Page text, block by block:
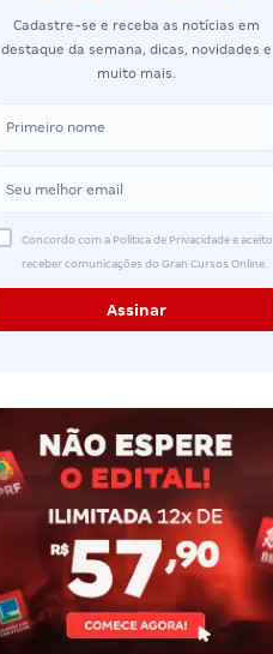
Cadastre-se e receba as notícias em
destaque da semana, dicas, novidades e
muito mais.
Concordo com a Política de Privacidade e aceito
receber comunicações do Gran Cursos Online.